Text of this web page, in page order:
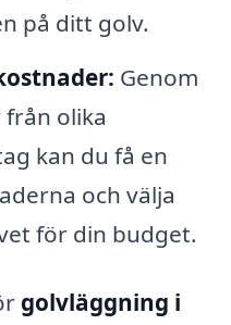
på ditt golv.
Genom
olika
kan du få en
och välja
för din budget.
golvläggning i